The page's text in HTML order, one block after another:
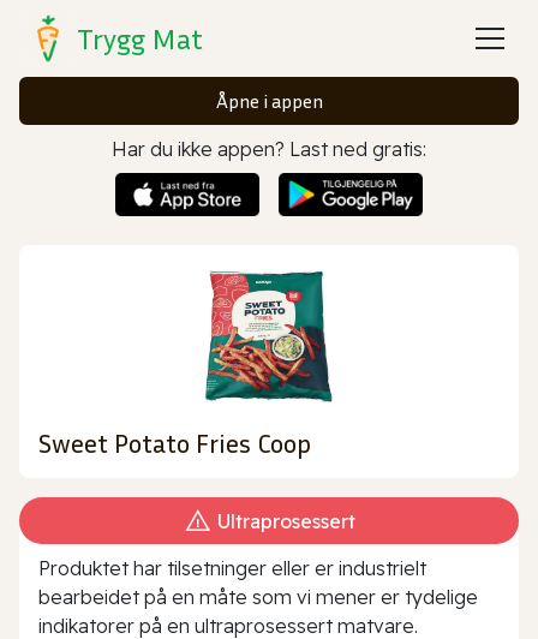
Trygg Mat
Åpne i appen
Har du ikke appen? Last ned gratis:
Sweet Potato Fries Coop
Ultraprosessert
Produktet har tilsetninger eller er industrielt
bearbeidet på en måte som vi mener er tydelige
indikatorer på en ultraprosessert matvare.